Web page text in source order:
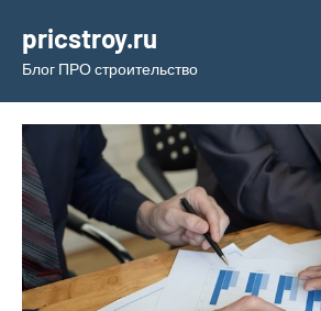
содержимому
pricstroy.ru
Блог ПРО строительство